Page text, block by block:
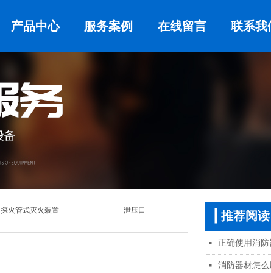
产品中心 服务案例 在线留言 联系我
探火管式灭火装置 泄压口 推荐阅读
넷 正确使用消
넷 消防器材怎么